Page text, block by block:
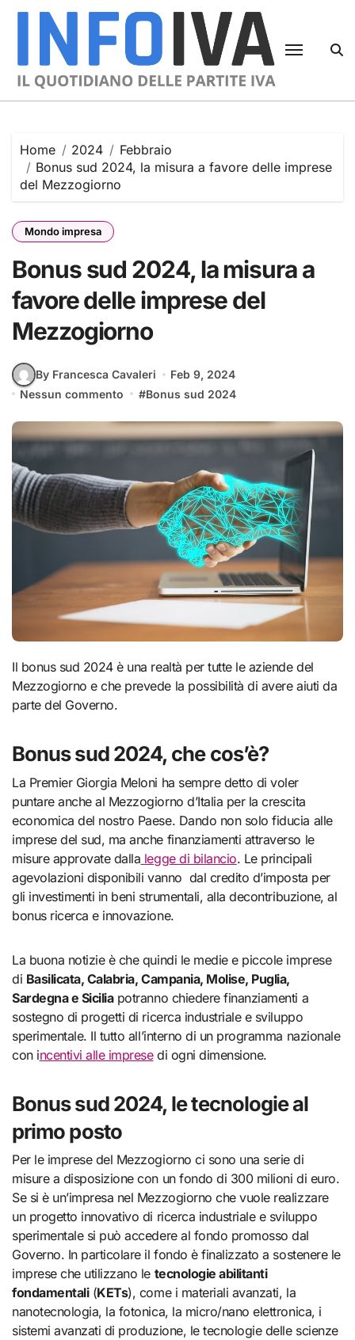
Skip
Home 2024
Febbraio
Bonus sud 2024, la misura a favore delle imprese
del Mezzogiorno
Mondo impresa
Bonus sud 2024, la misura a
favore delle imprese del
Mezzogiorno
By Francesca Cavaleri
Feb 9, 2024
Nessun commento
#Bonus sud 2024
Il bonus sud 2024 è una realtà per tutte le aziende del
Mezzogiorno e che prevede la possibilità di avere aiuti da
parte del Governo.
Bonus sud 2024, che cos’è?
La Premier Giorgia Meloni ha sempre detto di voler
puntare anche al Mezzogiorno d’Italia per la crescita
economica del nostro Paese. Dando non solo fiducia alle
imprese del sud, ma anche finanziamenti attraverso le
misure approvate dalla legge di bilancio. Le principali
agevolazioni disponibili vanno dal credito d’imposta per
gli investimenti in beni strumentali, alla decontribuzione, al
bonus ricerca e innovazione.
La buona notizie è che quindi le medie e piccole imprese
di Basilicata, Calabria, Campania, Molise, Puglia,
Sardegna e Siciliapotranno chiedere finanziamenti a
sostegno di progetti di ricerca industriale e sviluppo
sperimentale. Il tutto all’interno di un programma nazionale
con incentivi alle impresedi ogni dimensione.
Bonus sud 2024, le tecnologie al
primo posto
Per le imprese del Mezzogiorno ci sono una serie di
misure a disposizione con un fondo di 300 milioni di euro.
Se si è un’impresa nel Mezzogiorno che vuole realizzare
un progetto innovativo di ricerca industriale e sviluppo
sperimentale si può accedere al fondo promosso dal
Governo. In particolare il fondo è finalizzato a sostenere le
imprese che utilizzano le tecnologie abilitanti
fondamentali(KETs), come i materiali avanzati, la
nanotecnologia, la fotonica, la micro/nano elettronica, i
sistemi avanzati di produzione, le tecnologie delle scienze